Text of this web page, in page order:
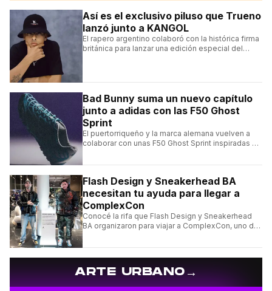
Así es el exclusivo piluso que Trueno
lanzó junto a KANGOL
El rapero argentino colaboró con la histórica firma
británica para lanzar una edición especial del
Bad Bunny suma un nuevo capítulo
junto a adidas con las F50 Ghost
Sprint
El puertorriqueño y la marca alemana vuelven a
colaborar con unas F50 Ghost Sprint inspiradas en
Flash Design y Sneakerhead BA
necesitan tu ayuda para llegar a
ComplexCon
Conocé la rifa que Flash Design y Sneakerhead
BA organizaron para viajar a ComplexCon, uno de
ARTE URBANO→